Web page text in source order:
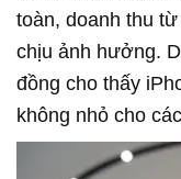
toàn, doanh thu
chịu ảnh hưởng.
đồng cho thấy
không nhỏ cho